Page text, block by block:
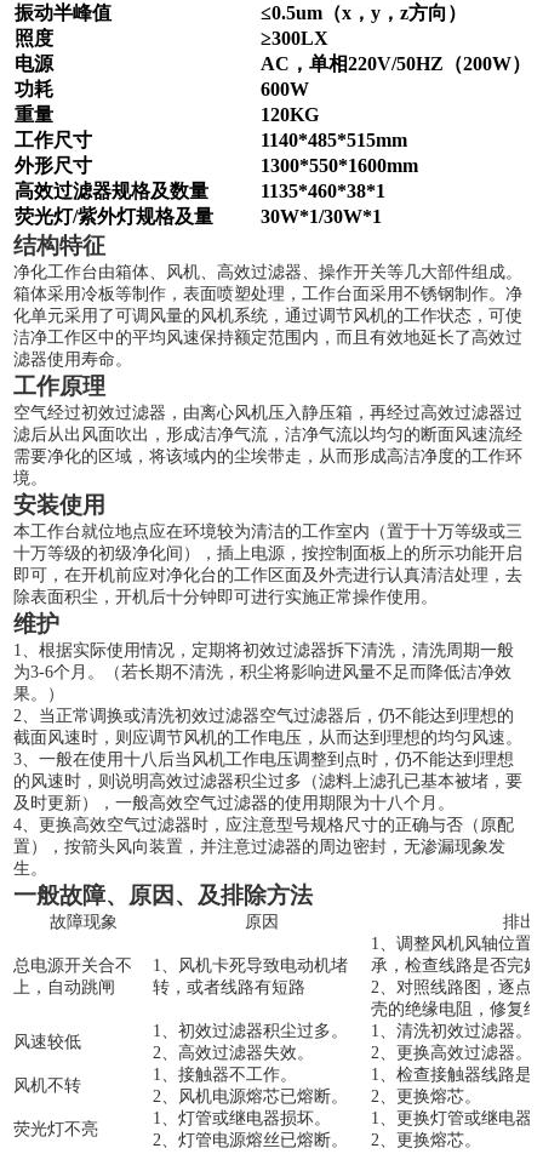
振动半峰值
≤0.5um（x，y，z方向）
照度
≥300LX
电源
AC，单相220V/50HZ（200W）
功耗
600W
重量
120KG
工作尺寸
1140*485*515mm
外形尺寸
1300*550*1600mm
高效过滤器规格及数量
1135*460*38*1
荧光灯/紫外灯规格及量
30W*1/30W*1
结构特征
净化工作台由箱体、风机、高效过滤器、操作开关等几大部件组成。
箱体采用冷板等制作，表面喷塑处理，工作台面采用不锈钢制作。净
化单元采用了可调风量的风机系统，通过调节风机的工作状态，可使
洁净工作区中的平均风速保持额定范围内，而且有效地延长了高效过
滤器使用寿命。
工作原理
空气经过初效过滤器，由离心风机压入静压箱，再经过高效过滤器过
滤后从出风面吹出，形成洁净气流，洁净气流以均匀的断面风速流经
需要净化的区域，将该域内的尘埃带走，从而形成高洁净度的工作环
境。
安装使用
本工作台就位地点应在环境较为清洁的工作室内（置于十万等级或三
十万等级的初级净化间），插上电源，按控制面板上的所示功能开启
即可，在开机前应对净化台的工作区面及外壳进行认真清洁处理，去
除表面积尘，开机后十分钟即可进行实施正常操作使用。
维护
1、根据实际使用情况，定期将初效过滤器拆下清洗，清洗周期一般
为3-6个月。（若长期不清洗，积尘将影响进风量不足而降低洁净效
果。）
2、当正常调换或清洗初效过滤器空气过滤器后，仍不能达到理想的
截面风速时，则应调节风机的工作电压，从而达到理想的均匀风速。
3、一般在使用十八后当风机工作电压调整到点时，仍不能达到理想
的风速时，则说明高效过滤器积尘过多（滤料上滤孔已基本被堵，要
及时更新），一般高效空气过滤器的使用期限为十八个月。
4、更换高效空气过滤器时，应注意型号规格尺寸的正确与否（原配
置），按箭头风向装置，并注意过滤器的周边密封，无渗漏现象发
生。
一般故障、原因、及排除方法
故障现象 原因 排出
总电源开关合不
上，自动跳闸
1、风机卡死导致电动机堵
转，或者线路有短路
1、调整风机风轴位置
承，检查线路是否完
2、对照线路图，逐点
壳的绝缘电阻，修复
风速较低
1、初效过滤器积尘过多。
2、高效过滤器失效。
1、清洗初效过滤器。
2、更换高效过滤器。
风机不转
1、接触器不工作。
2、风机电源熔芯已熔断。
1、检查接触器线路是
2、更换熔芯。
荧光灯不亮
1、灯管或继电器损坏。
2、灯管电源熔丝已熔断。
1、更换灯管或继电器
2、更换熔芯。